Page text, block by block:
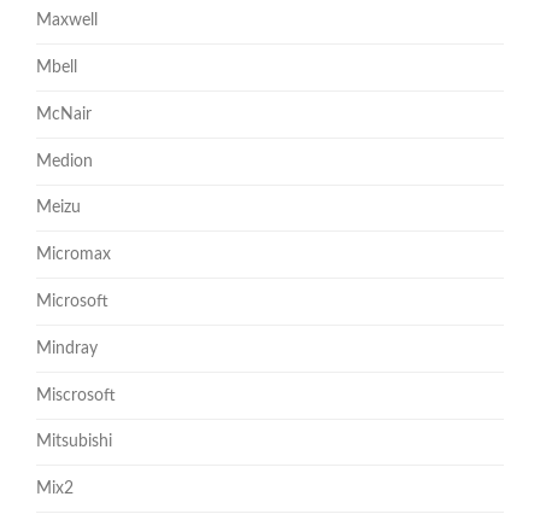
Maxwell
Mbell
McNair
Medion
Meizu
Micromax
Microsoft
Mindray
Miscrosoft
Mitsubishi
Mix2